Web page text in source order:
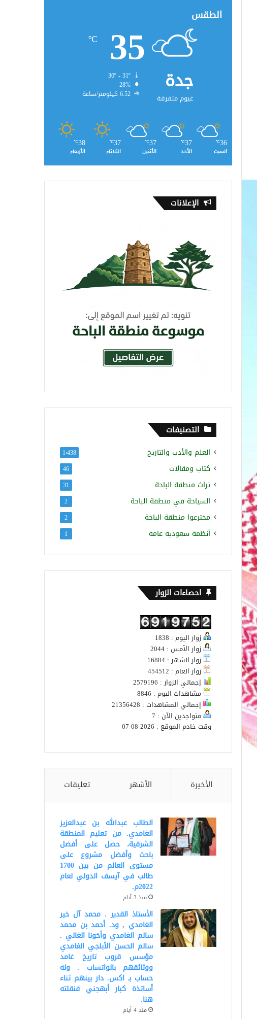
الطقس
جدة
غيوم متفرقة
35
℃
28%
6.52 كيلومتر/ساعة
36
℃
السبت
37
℃
الأحد
37
℃
الأثنين
37
℃
الثلاثاء
38
℃
الأربعاء
الإعلانات
التصنيفات
العلم والأدب والتاريخ 1٬438
كتاب ومقالات 46
تراث منطقة الباحة 31
السياحة في منطقة الباحة 2
مخترعوا منطقة الباحة 2
أنظمة سعودية عامة 1
احصاءات الزوار
زوار اليوم : 1838
زوار الأمس : 2044
زوار الشهر : 16884
زوار العام : 454512
إجمالي الزوار : 2579196
مشاهدات اليوم : 8846
إجمالي المشاهدات : 21356428
متواجدين الآن : 7
وقت خادم الموقع : 2026-08-07
الأخيرة الأشهر تعليقات
الطالب عبدالله بن عبدالعزيز
الغامدي. من تعليم المنطقة
الشرقية، حصل على أفضل
باحث وأفضل مشروع على
مستوى العالم من بين 1700
طالب في آيسف الدولي لعام
2022م.
منذ 3 أيام
الأستاذ القدير . محمد آل خير
الغامدي , ود. أحمد بن محمد
سالم الغامدي وأخونا الغالي .
سالم الحسن الأبلجي الغامدي
مؤسس قروب تاريخ غامد
ووثائقهم بالواتساب . وله
حساب بـ اكس. دار بينهم ثناء
أساتذة كبار أبهجني فنقلته
هنا.
منذ 4 أيام